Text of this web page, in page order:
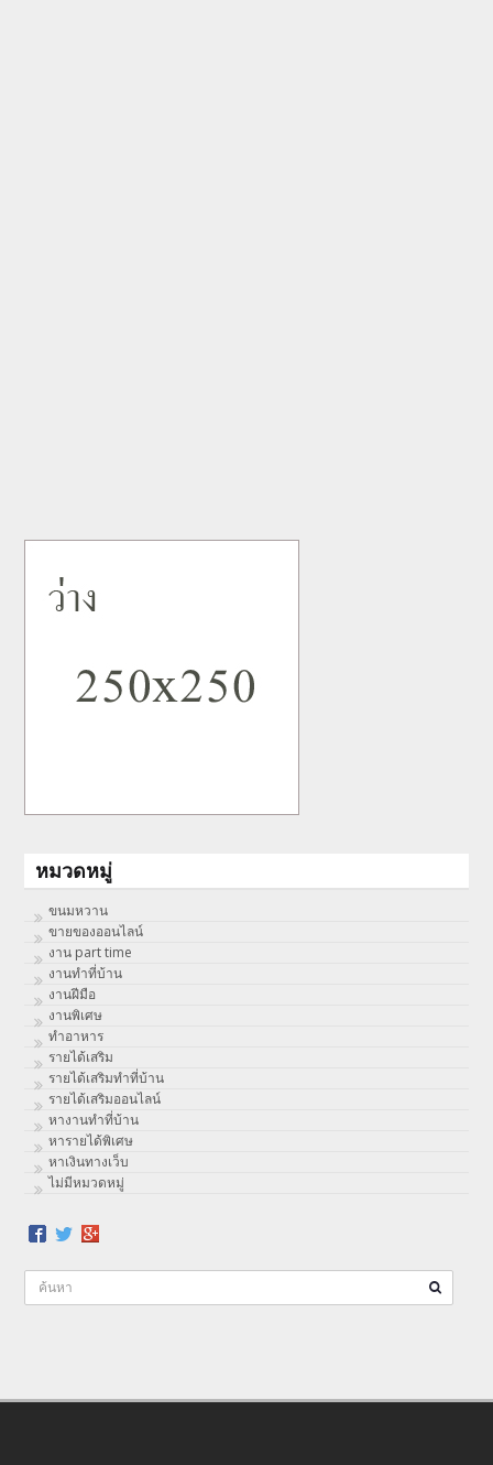
หมวดหมู่
ขนมหวาน
ขายของออนไลน์
งาน part time
งานทําที่บ้าน
งานฝีมือ
งานพิเศษ
ทําอาหาร
รายได้เสริม
รายได้เสริมทำที่บ้าน
รายได้เสริมออนไลน์
หางานทำที่บ้าน
หารายได้พิเศษ
หาเงินทางเว็บ
ไม่มีหมวดหมู่